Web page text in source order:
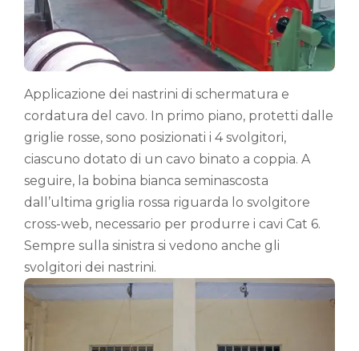
Applicazione dei nastrini di schermatura e
cordatura del cavo. In primo piano, protetti dalle
griglie rosse, sono posizionati i 4 svolgitori,
ciascuno dotato di un cavo binato a coppia. A
seguire, la bobina bianca seminascosta
dall’ultima griglia rossa riguarda lo svolgitore
cross-web, necessario per produrre i cavi Cat 6.
Sempre sulla sinistra si vedono anche gli
svolgitori dei nastrini.